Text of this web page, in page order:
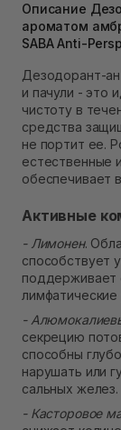
В
Экватор)
В
Описание
ароматом
SABA Anti-
Дезодорант-
и пачули - это
чистоту в
средства
не портит ее.
естественные
обеспечивает
Активные
- Лимонен.
способствует
поддерживает
лимфатические
-
секрецию
способны
нарушать или
сальных желез.
- Касторовое